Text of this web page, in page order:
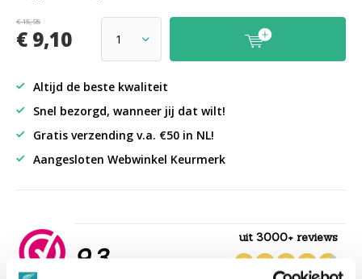
€ 15,95
€ 9,10
Altijd de beste kwaliteit
Snel bezorgd, wanneer jij dat wilt!
Gratis verzending v.a. €50 in NL!
Aangesloten Webwinkel Keurmerk
9,3
uit 3000+ reviews